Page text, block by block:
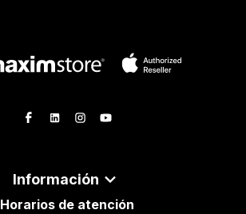
Información
Horarios de atención